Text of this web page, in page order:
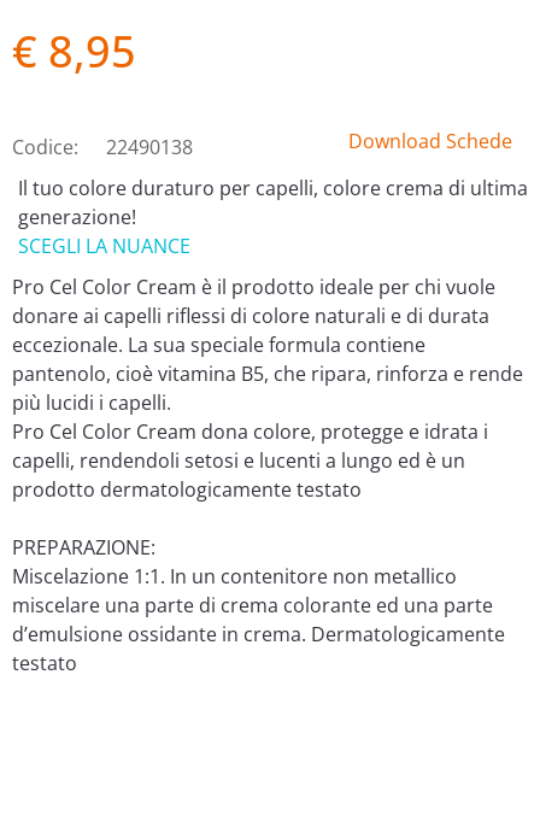
€ 8,95
Codice: 22490138
Download Schede
Il tuo colore duraturo per capelli, colore crema di ultima
generazione!
SCEGLI LA NUANCE
Pro Cel Color Cream è il prodotto ideale per chi vuole
donare ai capelli riflessi di colore naturali e di durata
eccezionale. La sua speciale formula contiene
pantenolo, cioè vitamina B5, che ripara, rinforza e rende
più lucidi i capelli.
Pro Cel Color Cream dona colore, protegge e idrata i
capelli, rendendoli setosi e lucenti a lungo ed è un
prodotto dermatologicamente testato
PREPARAZIONE:
Miscelazione 1:1. In un contenitore non metallico
miscelare una parte di crema colorante ed una parte
d’emulsione ossidante in crema. Dermatologicamente
testato